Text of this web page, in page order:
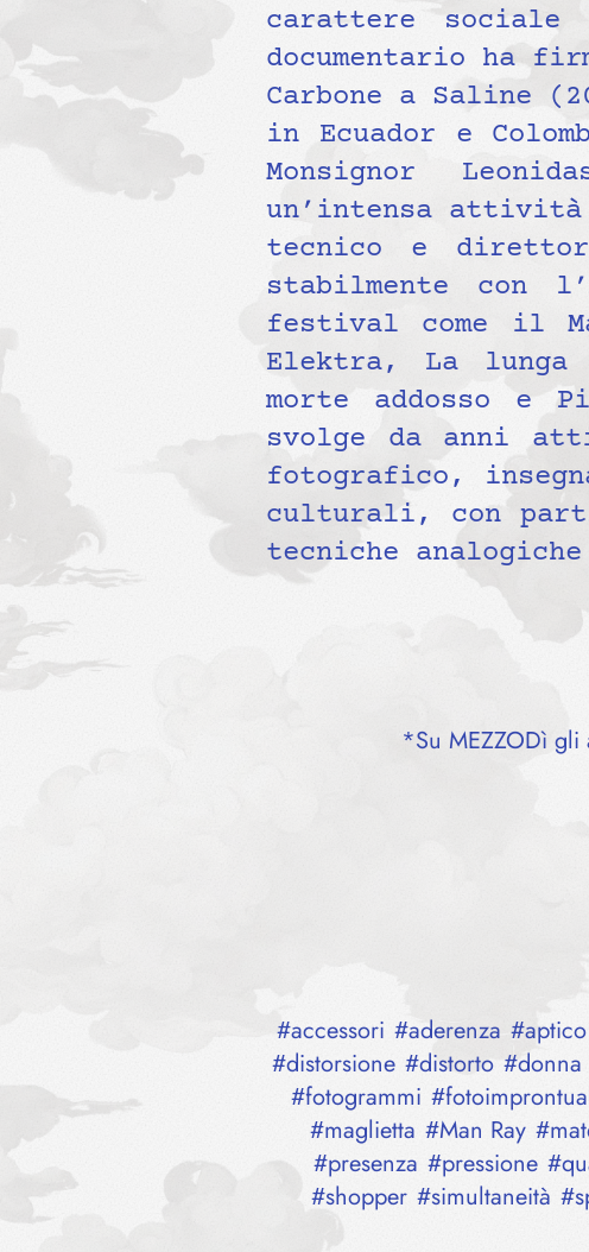
carattere sociale
documentario ha
Carbone a Saline
in Ecuador e
Monsignor
un’intensa
tecnico e
stabilmente con
festival come il
Elektra, La lunga
morte addosso e
svolge da anni
fotografico,
culturali, con
tecniche
*Su MEZZODì
#accessori #aderenza #aptico
#distorsione #distorto #donna
#fotogrammi #
#maglietta #Man Ray #
#presenza #pressione #
#shopper #simultaneità #